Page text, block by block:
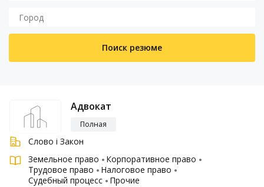
Поиск резюме
Адвокат
Полная
Слово і Закон
Земельное право
Корпоративное право
Трудовое право
Налоговое право
Судебный процесс
Прочие